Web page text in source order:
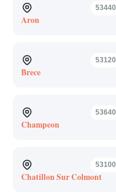
53440
Aron
53120
Brece
53640
Champeon
53100
Chatillon Sur Colmont